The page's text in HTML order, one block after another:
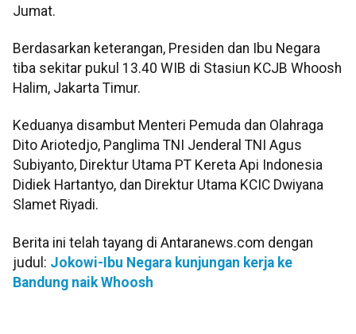
Jumat.
Berdasarkan keterangan, Presiden dan Ibu Negara
tiba sekitar pukul 13.40 WIB di Stasiun KCJB Whoosh
Halim, Jakarta Timur.
Keduanya disambut Menteri Pemuda dan Olahraga
Dito Ariotedjo, Panglima TNI Jenderal TNI Agus
Subiyanto, Direktur Utama PT Kereta Api Indonesia
Didiek Hartantyo, dan Direktur Utama KCIC Dwiyana
Slamet Riyadi.
Berita ini telah tayang di Antaranews.com dengan
judul: Jokowi-Ibu Negara kunjungan kerja ke
Bandung naik Whoosh